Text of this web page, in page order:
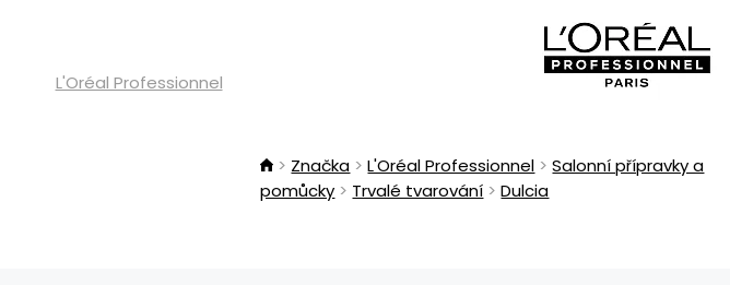
L'Oréal Professionnel
Značka L'Oréal Professionnel
Salonní přípravky a
pomůcky
Trvalé tvarování Dulcia